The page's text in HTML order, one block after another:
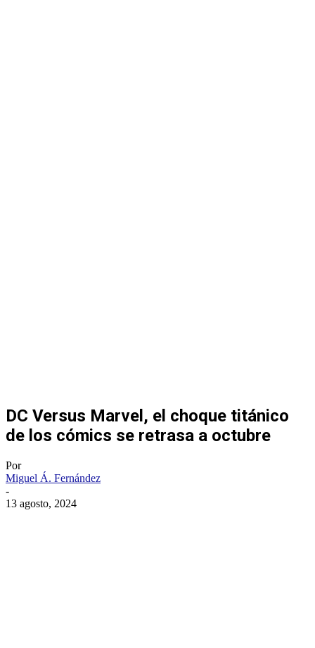
DC Versus Marvel, el choque titánico
de los cómics se retrasa a octubre
Por
Miguel Á. Fernández
-
13 agosto, 2024